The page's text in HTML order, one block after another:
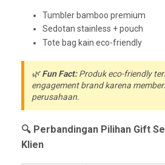
Tumbler bamboo premium
Sedotan stainless + pouch
Tote bag kain eco-friendly
🌿Fun Fact:Produk eco-friendly
engagement brand karena
perusahaan.
🔍 Perbandingan Pilihan Gift
Klien